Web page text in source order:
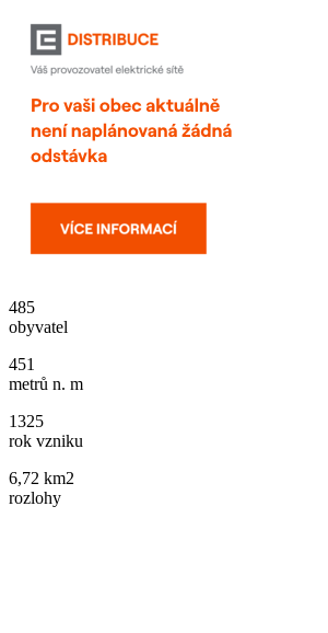
485
obyvatel
451
metrů n. m
1325
rok vzniku
6,72 km2
rozlohy